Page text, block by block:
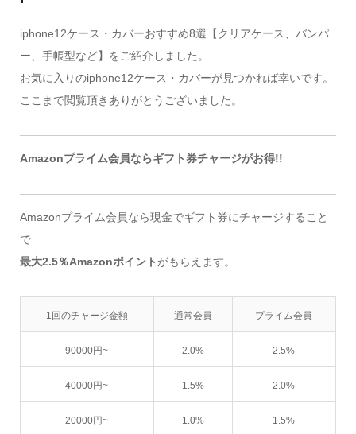
iphone12ケース・カバーおすすめ8選【クリアケース、バンパ
ー、手帳型など】をご紹介しました。
お気に入りのiphone12ケース・カバーが見つかれば幸いです。
ここまで閲覧頂きありがとうございました。
Amazonプライム会員ならギフト券チャージがお得!!
Amazonプライム会員なら現金でギフト券にチャージすること
で
最大2.5％Amazonポイント がもらえます。
1回のチャージ金額 通常会員 プライム会員
90000円~ 2.0% 2.5%
40000円~ 1.5% 2.0%
20000円~ 1.0% 1.5%